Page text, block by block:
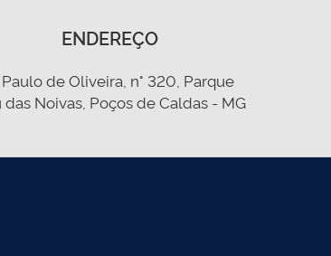
ENDEREÇO
Paulo de Oliveira, n° 320, Parque
das Noivas, Poços de Caldas - MG